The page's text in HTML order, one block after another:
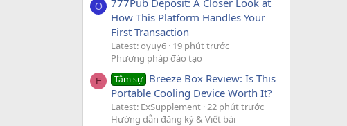
O
777Pub Deposit: A Closer Look at
How This Platform Handles Your
First Transaction
Latest: oyuy6 19 phút trước
Phương pháp đào tạo
E Tâm sự Breeze Box Review: Is This
Portable Cooling Device Worth It?
Latest: ExSupplement 22 phút trước
Hướng dẫn đăng ký & Viết bài